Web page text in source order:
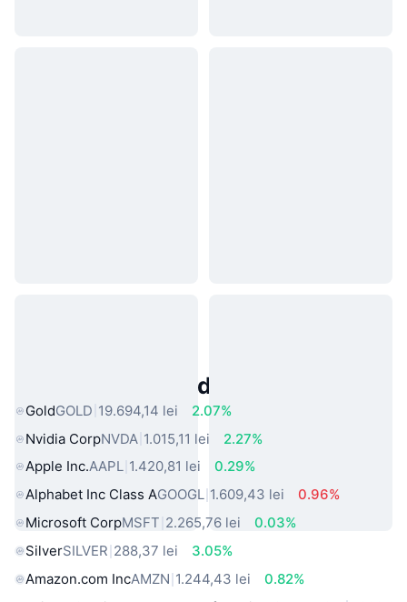
Active Populare din Lumea Reală
GoldGOLD 19.694,14 lei
2.07%
Nvidia CorpNVDA 1.015,11 lei
2.27%
Apple Inc.AAPL 1.420,81 lei
0.29%
Alphabet Inc Class AGOOGL 1.609,43 lei
0.96%
Microsoft CorpMSFT 2.265,76 lei
0.03%
SilverSILVER 288,37 lei
3.05%
Amazon.com IncAMZN 1.244,43 lei
0.82%